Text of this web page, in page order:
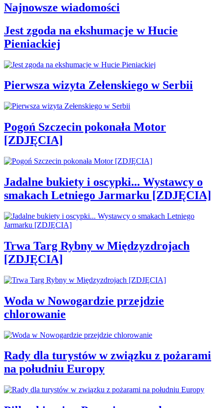
Najnowsze wiadomości
Jest zgoda na ekshumacje w Hucie
Pieniackiej
Pierwsza wizyta Zełenskiego w Serbii
Pogoń Szczecin pokonała Motor
[ZDJĘCIA]
Jadalne bukiety i oscypki... Wystawcy o
smakach Letniego Jarmarku [ZDJĘCIA]
Trwa Targ Rybny w Międzyzdrojach
[ZDJĘCIA]
Woda w Nowogardzie przejdzie
chlorowanie
Rady dla turystów w związku z pożarami
na południu Europy